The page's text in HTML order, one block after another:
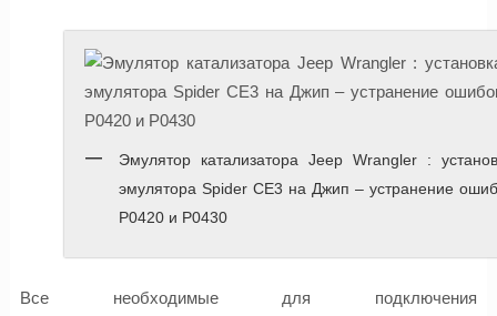
Эмулятор катализатора Jeep Wrangler :
эмулятора Spider CE3 на Джип – устранение
P0420 и P0430
Все необходимые для подключения